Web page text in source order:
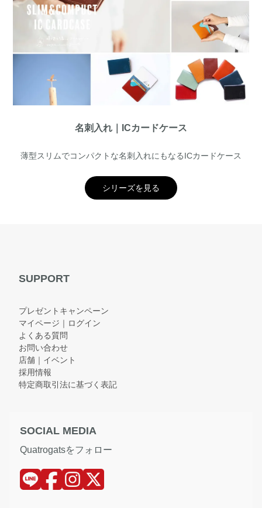
名刺入れ｜ICカードケース
薄型スリムでコンパクトな名刺入れにもなるICカードケース
シリーズを見る
SUPPORT
プレゼントキャンペーン
マイページ｜ログイン
よくある質問
お問い合わせ
店舗｜イベント
採用情報
特定商取引法に基づく表記
SOCIAL MEDIA
Quatrogatsをフォロー